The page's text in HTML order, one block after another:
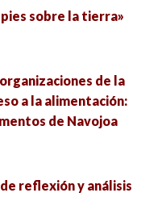
de
y
sobre la tierra»
de la
a la alimentación:
de Navojoa
reflexión y análisis